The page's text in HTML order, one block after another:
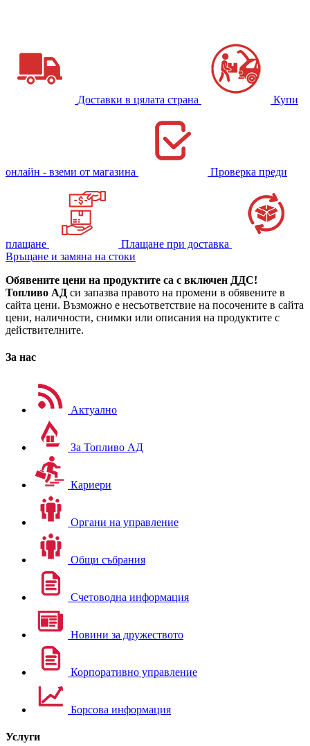
Доставки в цялата страна Купи
онлайн - вземи от магазина Проверка преди
плащане
Плащане при доставка
Връщане и замяна на стоки
Обявените цени на продуктите са с включен ДДС!
Топливо АД си запазва правото на промени в обявените в
сайта цени. Възможно е несъответствие на посочените в сайта
цени, наличности, снимки или описания на продуктите с
действителните.
За нас
Актуално
За Топливо АД
Кариери
Органи на управление
Общи събрания
Счетоводна информация
Новини за дружеството
Корпоративно управление
Борсова информация
Услуги